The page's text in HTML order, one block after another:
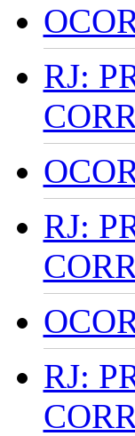
RJ:
RJ:
RJ: